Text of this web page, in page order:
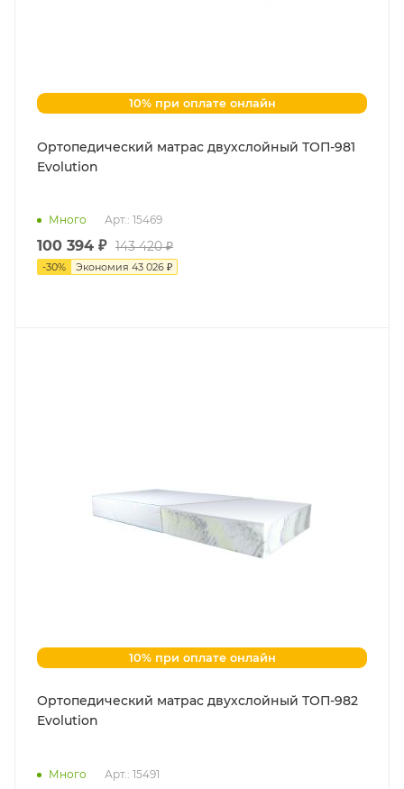
10% при оплате онлайн
Ортопедический матрас двухслойный ТОП-981
Evolution
Много Арт.: 15469
100 394 ₽ 143 420 ₽
-30% Экономия 43 026 ₽
10% при оплате онлайн
Ортопедический матрас двухслойный ТОП-982
Evolution
Много Арт.: 15491